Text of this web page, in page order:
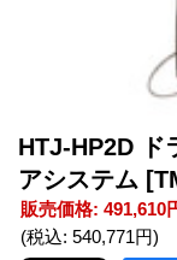
HTJ-HP2D ド
アシステム
販売価格: 491,610
(税込: 540,771円)